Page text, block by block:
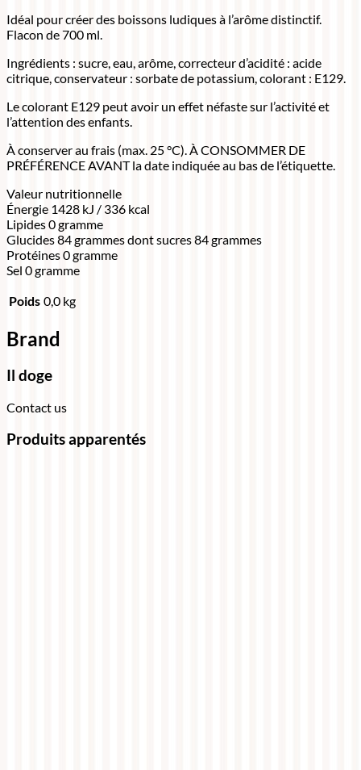
Idéal pour créer des boissons ludiques à l’arôme distinctif.
Flacon de 700 ml.
Ingrédients : sucre, eau, arôme, correcteur d’acidité : acide
citrique, conservateur : sorbate de potassium, colorant : E129.
Le colorant E129 peut avoir un effet néfaste sur l’activité et
l’attention des enfants.
À conserver au frais (max. 25 °C). À CONSOMMER DE
PRÉFÉRENCE AVANT la date indiquée au bas de l’étiquette.
Valeur nutritionnelle
Énergie 1428 kJ / 336 kcal
Lipides 0 gramme
Glucides 84 grammes dont sucres 84 grammes
Protéines 0 gramme
Sel 0 gramme
Poids 0,0 kg
Brand
Il doge
Contact us
Produits apparentés